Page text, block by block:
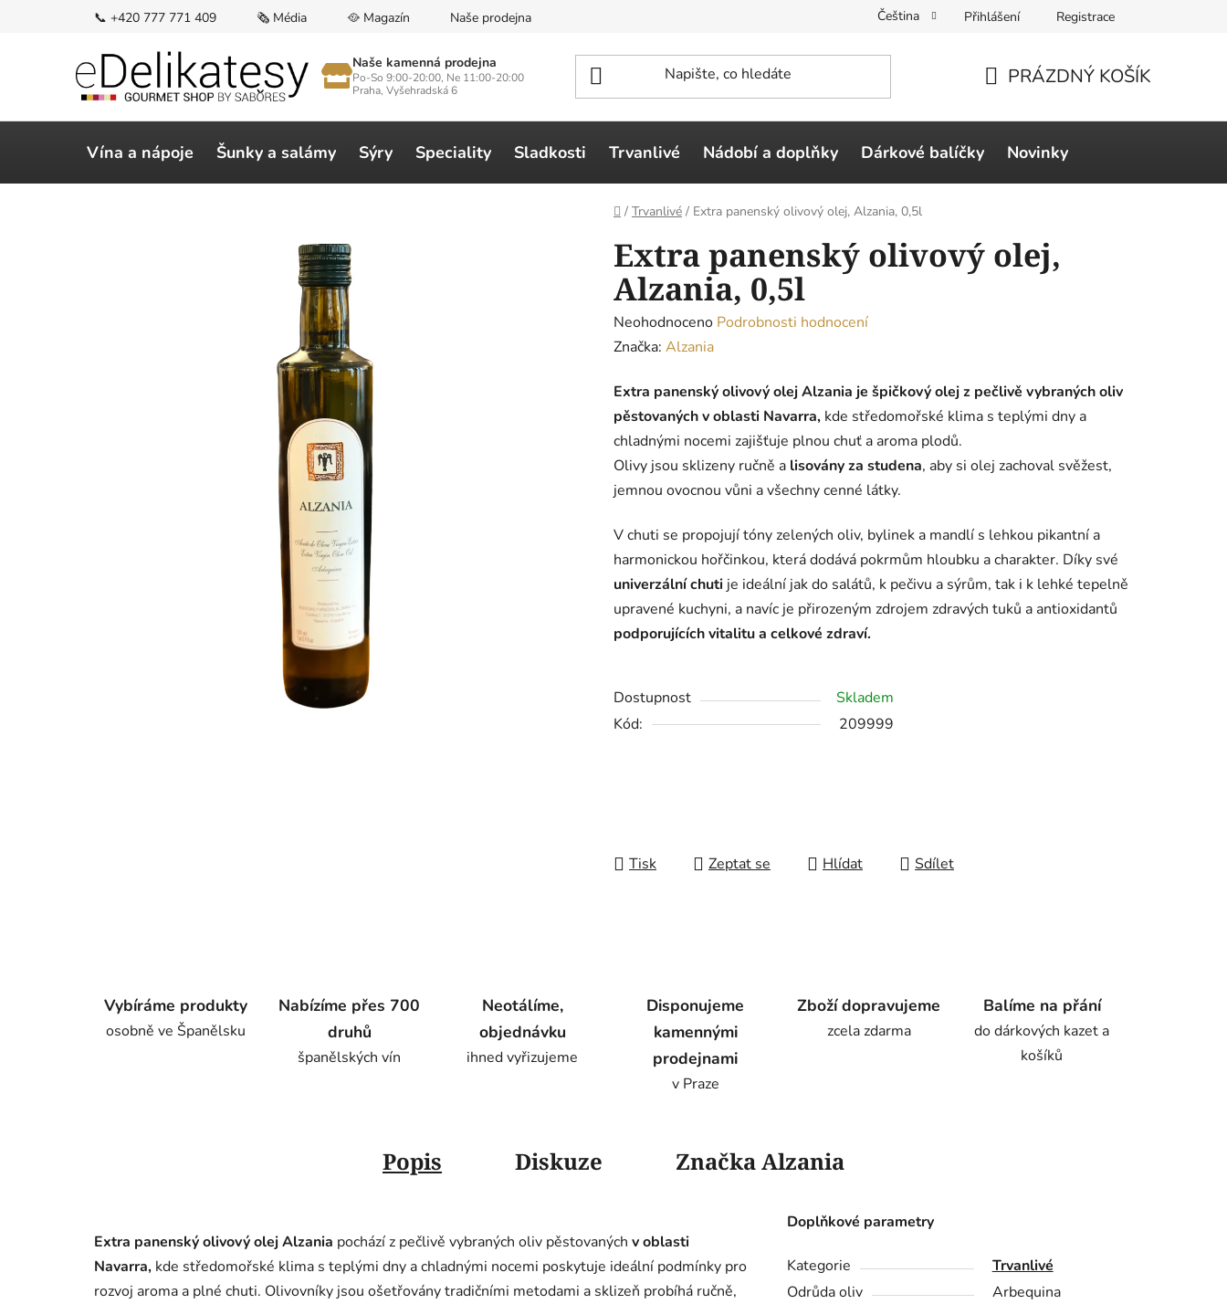
📞 +420 777 771 409 🗞️ Média 🥘 Magazín Naše prodejna Čeština Přihlášení Registrace
Naše kamenná prodejna
Po-So 9:00-20:00, Ne 11:00-20:00
Praha, Vyšehradská 6
KOŠÍK
PRÁZDNÝ KOŠÍK
Vína a nápoje Šunky a salámy Sýry Speciality Sladkosti Trvanlivé Nádobí a doplňky Dárkové balíčky Novinky
Domů
/ Trvanlivé / Extra panenský olivový olej, Alzania, 0,5l
Extra panenský olivový olej,
Alzania, 0,5l
Průměrné
hodnocení
je
0,0
z
5
hvězdiček.
Neohodnoceno Podrobnosti hodnocení
Značka: Alzania
Extra panenský olivový olej Alzania je špičkový olej z pečlivě vybraných oliv
pěstovaných v oblasti Navarra, kde středomořské klima s teplými dny a
chladnými nocemi zajišťuje plnou chuť a aroma plodů.
Olivy jsou sklizeny ručně a lisoványza studena, aby si olej zachoval svěžest,
jemnou ovocnou vůni a všechny cenné látky.
V chuti se propojují tóny zelených oliv, bylinek a mandlí s lehkou pikantní a
harmonickou hořčinkou, která dodává pokrmům hloubku a charakter. Díky své
univerzální chuti je ideální jak do salátů, k pečivu a sýrům, tak i k lehké tepelně
upravené kuchyni, a navíc je přirozeným zdrojem zdravých tuků a antioxidantů
podporujících vitalitu a celkové zdraví.
Dostupnost
Skladem
Kód:
209999
Tisk Zeptat se Hlídat Sdílet
Vybíráme produkty
osobně ve Španělsku
Nabízíme přes 700
druhů
španělských vín
Neotálíme,
objednávku
ihned vyřizujeme
Disponujeme
kamennými
prodejnami
v Praze
Zboží dopravujeme
zcela zdarma
Balíme na přání
do dárkových kazet a
košíků
Popis Diskuze ZnačkaAlzania
Extra panenský olivový olej Alzania pochází z pečlivě vybraných oliv pěstovaných voblasti
Navarra, kde středomořské klima s teplými dny a chladnými nocemi poskytuje ideální podmínky pro
rozvoj aroma a plné chuti. Olivovníky jsou ošetřovány tradičními metodami a sklizeň probíhá ručně,
Doplňkové parametry
Kategorie
Trvanlivé
Odrůda oliv
Arbequina